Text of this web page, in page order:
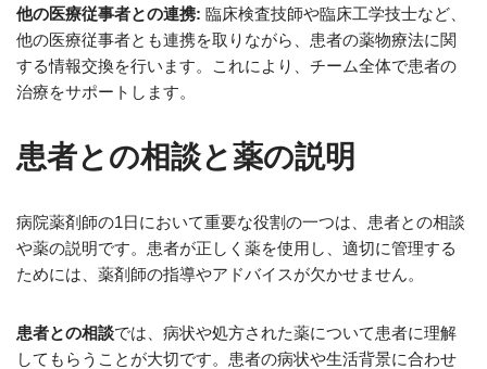
他の医療従事者との連携: 臨床検査技師や臨床工学技士など、
他の医療従事者とも連携を取りながら、患者の薬物療法に関
する情報交換を行います。これにより、チーム全体で患者の
治療をサポートします。
患者との相談と薬の説明
病院薬剤師の1日において重要な役割の一つは、患者との相談
や薬の説明です。患者が正しく薬を使用し、適切に管理する
ためには、薬剤師の指導やアドバイスが欠かせません。
患者との相談では、病状や処方された薬について患者に理解
してもらうことが大切です。患者の病状や生活背景に合わせ